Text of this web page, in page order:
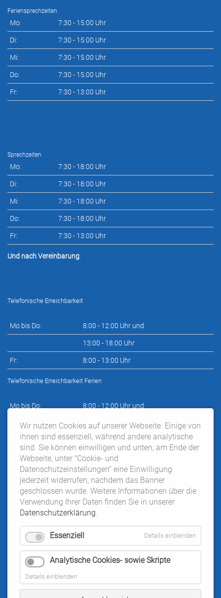
Feriensprechzeiten
Mo: 7:30 - 15:00 Uhr
Di: 7:30 - 15:00 Uhr
Mi: 7:30 - 15:00 Uhr
Do: 7:30 - 15:00 Uhr
Fr: 7:30 - 13:00 Uhr
Sprechzeiten
Mo: 7:30 - 18:00 Uhr
Di: 7:30 - 18:00 Uhr
Mi: 7:30 - 18:00 Uhr
Do: 7:30 - 18:00 Uhr
Fr: 7:30 - 13:00 Uhr
Und nach Vereinbarung
Telefonische Erreichbarkeit
Mo bis Do: 8:00 - 12:00 Uhr und
13:00 - 18:00 Uhr
Fr: 8:00 - 13:00 Uhr
Telefonische Erreichbarkeit Ferien
Mo bis Do: 8:00 - 12:00 Uhr und
13:00 - 14:00 Uhr
8:00 - 13:00 Uhr
Neupatientensprechstunde nach telefonischer Vereinbarung:
Dr. Wilke:
im Moment keine Neupatientenaufnahme
Dr. Pelczer:
Wir nutzen Cookies auf unserer Webseite. Einige von
ihnen sind essenziell, während andere analytische
sind. Sie können einwilligen und unten, am Ende der
Webseite, unter "Cookie- und
Datenschutzeinstellungen" eine Einwilligung
jederzeit widerrufen, nachdem das Banner
geschlossen wurde. Weitere Informationen über die
Verwendung Ihrer Daten finden Sie in unserer
Datenschutzerklärung.
Essenziell Details einblenden
Analytische Cookies- sowie Skripte
Details einblenden